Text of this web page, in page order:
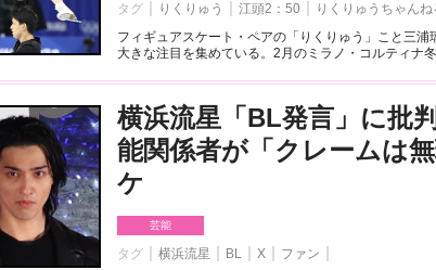
タグ りくりゅう 江頭2：50 りくりゅうちゃんね
フィギュアスケート・ペアの「りくりゅう」こと三浦
大きな注目を集めている。2月のミラノ・コルティナ
横浜流星「BL発言」に批
能関係者が「クレームは
ケ
芸能
タグ 横浜流星 BL X
ファン